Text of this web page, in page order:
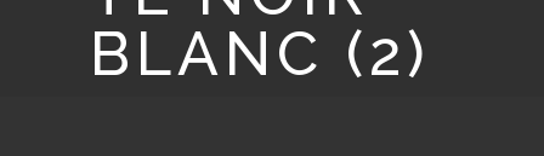
BLANC (2)